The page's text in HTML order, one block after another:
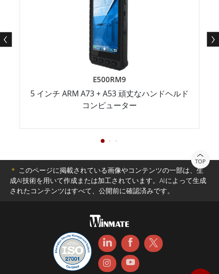
E500RM9
5 インチ ARM A73 + A53 頑丈なハンドヘルド
コンピューター
TOP
＊ このページに掲載されている画像やコンテンツの一部は、生
成AI技術を用いて作成または加工されています。AIによって生成
されたコンテンツはすべて、公開前に確認済みです。